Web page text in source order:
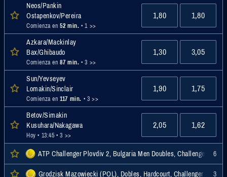
Neos/Pankin
Ostapenkov/Pereira
Comienza en 52 min. • 1 >>
1,80 1,80
Azkara/Mackinlay
Bax/Ghibaudo
Comienza en 87 min. • 3 >>
1,30 3,05
Sun/Yevseyev
Lomakin/Sinclair
Comienza en 117 min. • 3 >>
1,90 1,75
Betov/Simakin
Kusuhara/Nakagawa
Hoy • 13:45 • 3 >>
2,05 1,62
ATP Challenger Plovdiv 2, Bulgaria Men Doubles, Challenger 6
Grodzisk Mazowiecki (POL), Dobles, Hardcourt, Challenger 3